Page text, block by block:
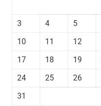
3
4 5
10
11 12
17
18 19
24
25 26
31